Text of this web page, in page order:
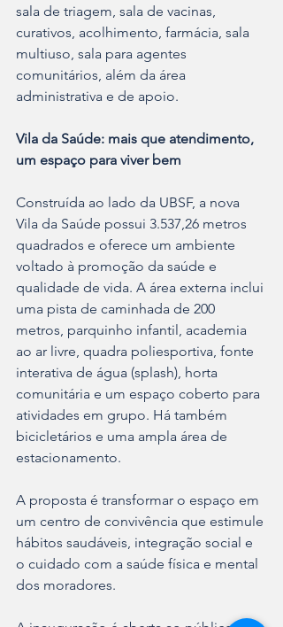
sala de triagem, sala de vacinas,
curativos, acolhimento, farmácia, sala
multiuso, sala para agentes
comunitários, além da área
administrativa e de apoio.
Vila da Saúde: mais que atendimento,
um espaço para viver bem
Construída ao lado da UBSF, a nova
Vila da Saúde possui 3.537,26 metros
quadrados e oferece um ambiente
voltado à promoção da saúde e
qualidade de vida. A área externa inclui
uma pista de caminhada de 200
metros, parquinho infantil, academia
ao ar livre, quadra poliesportiva, fonte
interativa de água (splash), horta
comunitária e um espaço coberto para
atividades em grupo. Há também
bicicletários e uma ampla área de
estacionamento.
A proposta é transformar o espaço em
um centro de convivência que estimule
hábitos saudáveis, integração social e
o cuidado com a saúde física e mental
dos moradores.